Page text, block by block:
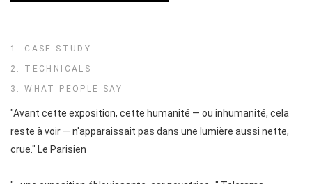
1. CASE STUDY
2. TECHNICALS
3. WHAT PEOPLE SAY
"Avant cette exposition, cette humanité — ou inhumanité, cela
reste à voir — n'apparaissait pas dans une lumière aussi nette,
crue." Le Parisien